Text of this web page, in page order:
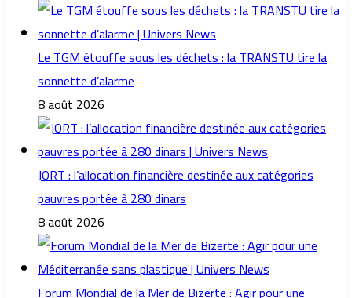
Le TGM étouffe sous les déchets : la TRANSTU tire la
sonnette d’alarme
8 août 2026
JORT : l’allocation financière destinée aux catégories
pauvres portée à 280 dinars
8 août 2026
Forum Mondial de la Mer de Bizerte : Agir pour une